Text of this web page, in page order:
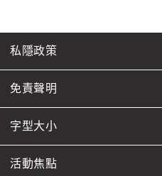
私隱政策
免責聲明
字型大小
活動焦點